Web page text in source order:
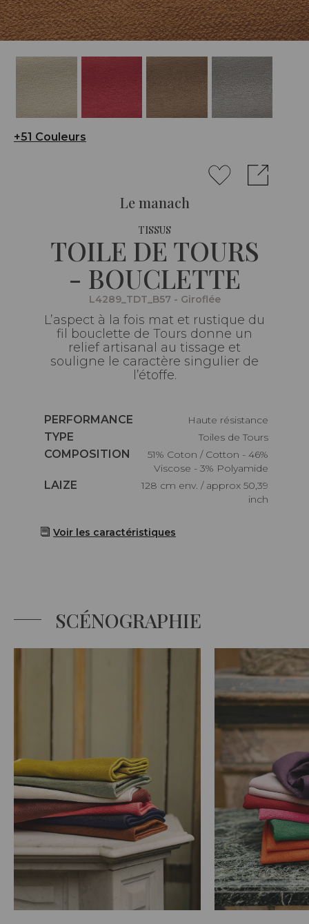
+51 Couleurs
Le manach
TISSUS
TOILE DE TOURS
- BOUCLETTE
L4289_TDT_B57 - Giroflée
L’aspect à la fois mat et rustique du
fil bouclette de Tours donne un
relief artisanal au tissage et
souligne le caractère singulier de
l’étoffe.
Caractéristiques
PERFORMANCE
haute résistance
Caractéristiques
TYPE
Toiles de Tours
Caractéristiques
COMPOSITION
51% Coton / Cotton - 46%
Viscose - 3% Polyamide
Caractéristiques
LAIZE
128 cm env. / approx 50,39
inch
Voir les caractéristiques
SCÉNOGRAPHIE